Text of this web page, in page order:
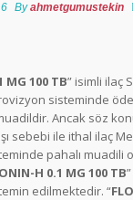
Byahmetgumustekin
MG 100 TB” isimli ilaç
sisteminde
Ancak söz
sebebi ile ithal ilaç
pahalı muadili
H 0.1 MG 100 TB”
edilmektedir. “